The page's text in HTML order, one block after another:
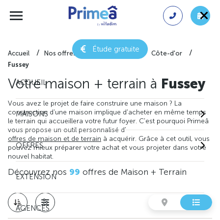
Étude gratuite
ACCUEIL
MAISONS
OFFRES
EXTENSION
AGENCES
Accueil Nos offres de maison + terrain
Côte-d'or
Fussey
Votre maison + terrain à Fussey
Vous avez le projet de faire construire une maison ? La
construction d'une maison implique d'acheter en même temps
le terrain qui accueillera votre futur foyer. C'est pourquoi Primeâ
vous propose un outil personnalisé d'
offres de maison et de terrain à acquérir. Grâce à cet outil, vous
pouvez mieux préparer votre achat et vous projeter dans votre
nouvel habitat.
Découvrez nos 99 offres de Maison + Terrain